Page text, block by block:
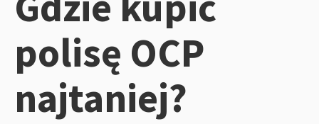
polisę OCP
najtaniej?